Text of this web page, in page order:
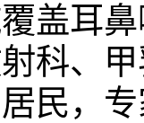
盖耳
科、
民，